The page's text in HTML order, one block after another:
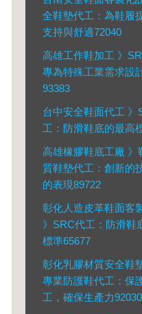
全鞋墊代工：為鞋履
支持與舒適72040
高雄工作鞋加工 》
專為特殊工業需求設
93383
台中安全鞋面代工 》
工：防滑鞋底的最高
高雄橡膠鞋底工廠 》
質鞋墊代工：創新的
的表現89722
彰化人造皮革鞋面客
》SRC代工：防滑鞋
標準65677
彰化乳膠材質安全鞋
專業防護鞋代工：保
工，確保生產力92030